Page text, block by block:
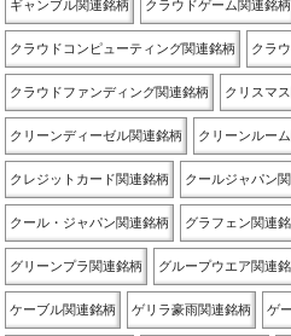
ギャンブル関連銘柄 クラウドゲーム関連銘柄
クラウドコンピューティング関連銘柄 クラ
クラウドファンディング関連銘柄 クリスマ
クリーンディーゼル関連銘柄 クリーンルー
クレジットカード関連銘柄 クールジャパン
クール・ジャパン関連銘柄 グラフェン関連
グリーンプラ関連銘柄 グループウエア関連
ケーブル関連銘柄 ゲリラ豪雨関連銘柄 ゲ